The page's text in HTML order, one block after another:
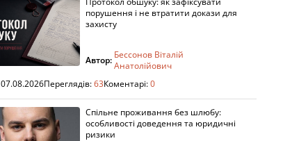
порушення і не втратити докази для
захисту
Автор: Бессонов Віталій
Анатолійович
07.08.2026Переглядів:63Коментарі:0
Спільне проживання без шлюбу:
особливості доведення та юридичні
ризики